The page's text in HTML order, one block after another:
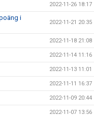
2022-11-26 18:17
i
2022-11-21 20:35
2022-11-18 21:08
2022-11-14 11:16
2022-11-13 11:01
2022-11-11 16:37
2022-11-09 20:44
2022-11-07 13:56